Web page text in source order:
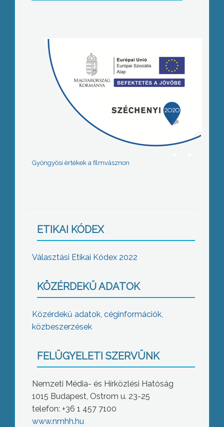
Gyöngyösi értékek a filmvásznon
ETIKAI KÓDEX
Választási Etikai Kódex 2022
KÖZÉRDEKŰ ADATOK
Közérdekű adatok, céginformációk,
közbeszerzések
FELÜGYELETI SZERVÜNK
Nemzeti Média- és Hírközlési Hatóság
1015 Budapest, Ostrom u. 23-25
telefon: +36 1 457 7100
www.nmhh.hu